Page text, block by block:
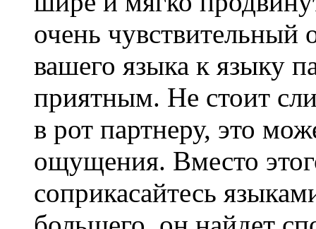
очень чувствительный
вашего языка к языку
приятным. Не стоит
в рот партнеру, это
ощущения. Вместо
соприкасайтесь